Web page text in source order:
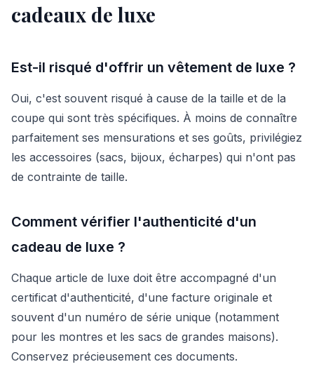
cadeaux de luxe
Est-il risqué d'offrir un vêtement de luxe ?
Oui, c'est souvent risqué à cause de la taille et de la
coupe qui sont très spécifiques. À moins de connaître
parfaitement ses mensurations et ses goûts, privilégiez
les accessoires (sacs, bijoux, écharpes) qui n'ont pas
de contrainte de taille.
Comment vérifier l'authenticité d'un
cadeau de luxe ?
Chaque article de luxe doit être accompagné d'un
certificat d'authenticité, d'une facture originale et
souvent d'un numéro de série unique (notamment
pour les montres et les sacs de grandes maisons).
Conservez précieusement ces documents.